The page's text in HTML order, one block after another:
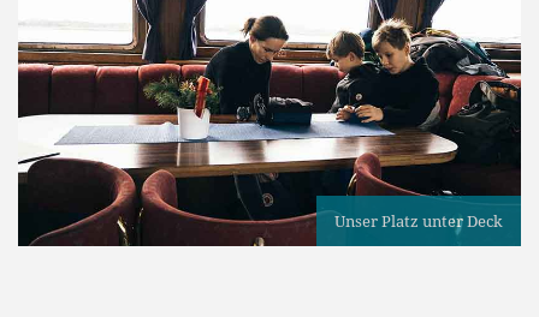
Unser Platz unter Deck